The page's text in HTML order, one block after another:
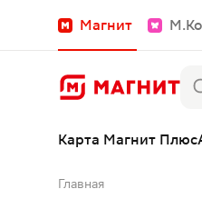
Магнит
Карта Магнит Плюс
Главная